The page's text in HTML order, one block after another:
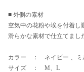
■ 外側の素材
空気中の花粉や埃を付着し
滑らかな素材で仕立てまし
カラー ： ネイビー 、ミ
サイズ ： M、L